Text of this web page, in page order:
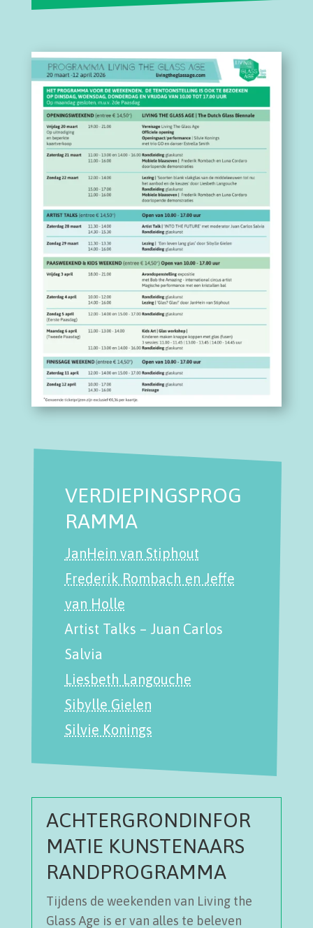
VERDIEPINGSPROG
RAMMA
JanHein van Stiphout
Frederik Rombach en Jeffe
van Holle
Artist Talks – Juan Carlos
Salvia
Liesbeth Langouche
Sibylle Gielen
Silvie Konings
ACHTERGRONDINFOR
MATIE KUNSTENAARS
RANDPROGRAMMA
Tijdens de weekenden van Living the
Glass Age is er van alles te beleven